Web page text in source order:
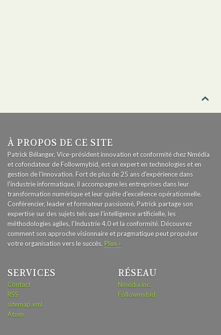

À PROPOS DE CE SITE
Patrick Bélanger, Vice-président innovation et conformité chez Nmédia
et cofondateur de Followmybid, est un expert en technologies et en
gestion de l'innovation. Fort de plus de 25 ans d'expérience dans
l'industrie informatique, il accompagne les entreprises dans leur
transformation numérique et leur quête d'excellence opérationnelle.
Conférencier, leader et formateur passionné, Patrick partage son
expertise sur des sujets tels que l'intelligence artificielle, les
méthodologies agiles, l'Industrie 4.0 et la conformité. Découvrez
comment son approche visionnaire et pragmatique peut propulser
votre organisation vers le succès. Plus ›
SERVICES
Contact
RSS
sitemap.xml
Atom
RÉSEAU
Nmédia inc.
Followmybid